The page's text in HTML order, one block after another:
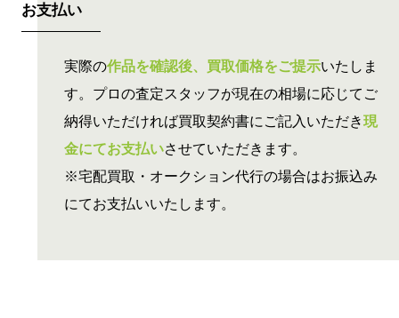
お支払い
実際の作品を確認後、買取価格をご提示いたしま
す。プロの査定スタッフが現在の相場に応じてご
納得いただければ買取契約書にご記入いただき現
金にてお支払いさせていただきます。
※宅配買取・オークション代行の場合はお振込み
にてお支払いいたします。